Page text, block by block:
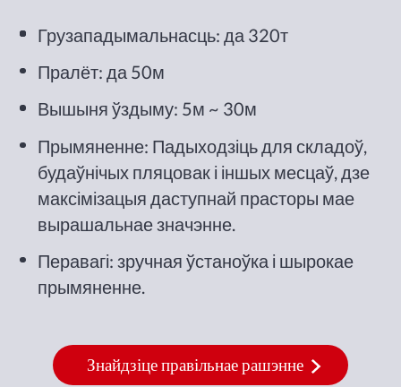
Грузападымальнасць: да 320т
Пралёт: да 50м
Вышыня ўздыму: 5м ~ 30м
Прымяненне: Падыходзіць для складоў,
будаўнічых пляцовак і іншых месцаў, дзе
максімізацыя даступнай прасторы мае
вырашальнае значэнне.
Перавагі: зручная ўстаноўка і шырокае
прымяненне.
Знайдзіце правільнае рашэнне